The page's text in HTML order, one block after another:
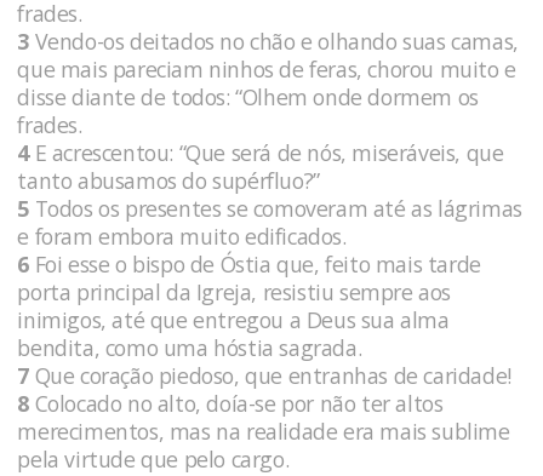
frades.
3 Vendo-os deitados no chão e olhando suas camas,
que mais pareciam ninhos de feras, chorou muito e
disse diante de todos: “Olhem onde dormem os
frades.
4E acrescentou: “Que será de nós, miseráveis, que
tanto abusamos do supérfluo?”
5 Todos os presentes se comoveram até as lágrimas
e foram embora muito edificados.
6 Foi esse o bispo de Óstia que, feito mais tarde
porta principal da Igreja, resistiu sempre aos
inimigos, até que entregou a Deus sua alma
bendita, como uma hóstia sagrada.
7 Que coração piedoso, que entranhas de caridade!
8 Colocado no alto, doía-se por não ter altos
merecimentos, mas na realidade era mais sublime
pela virtude que pelo cargo.